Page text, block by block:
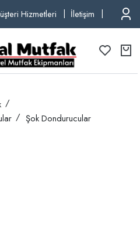
Hizmetleri İletişim TEL:
Şok Dondurucular